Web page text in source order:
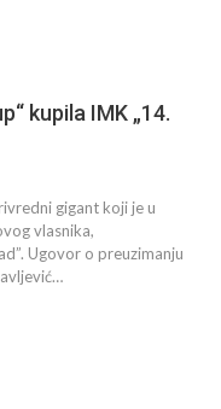
kupila IMK „14.
gigant koji je u
vlasnika,
Ugovor o preuzimanju